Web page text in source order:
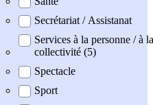
Secrétariat / Assistanat
Services à la personne / à la
collectivité (5)
Spectacle
Sport